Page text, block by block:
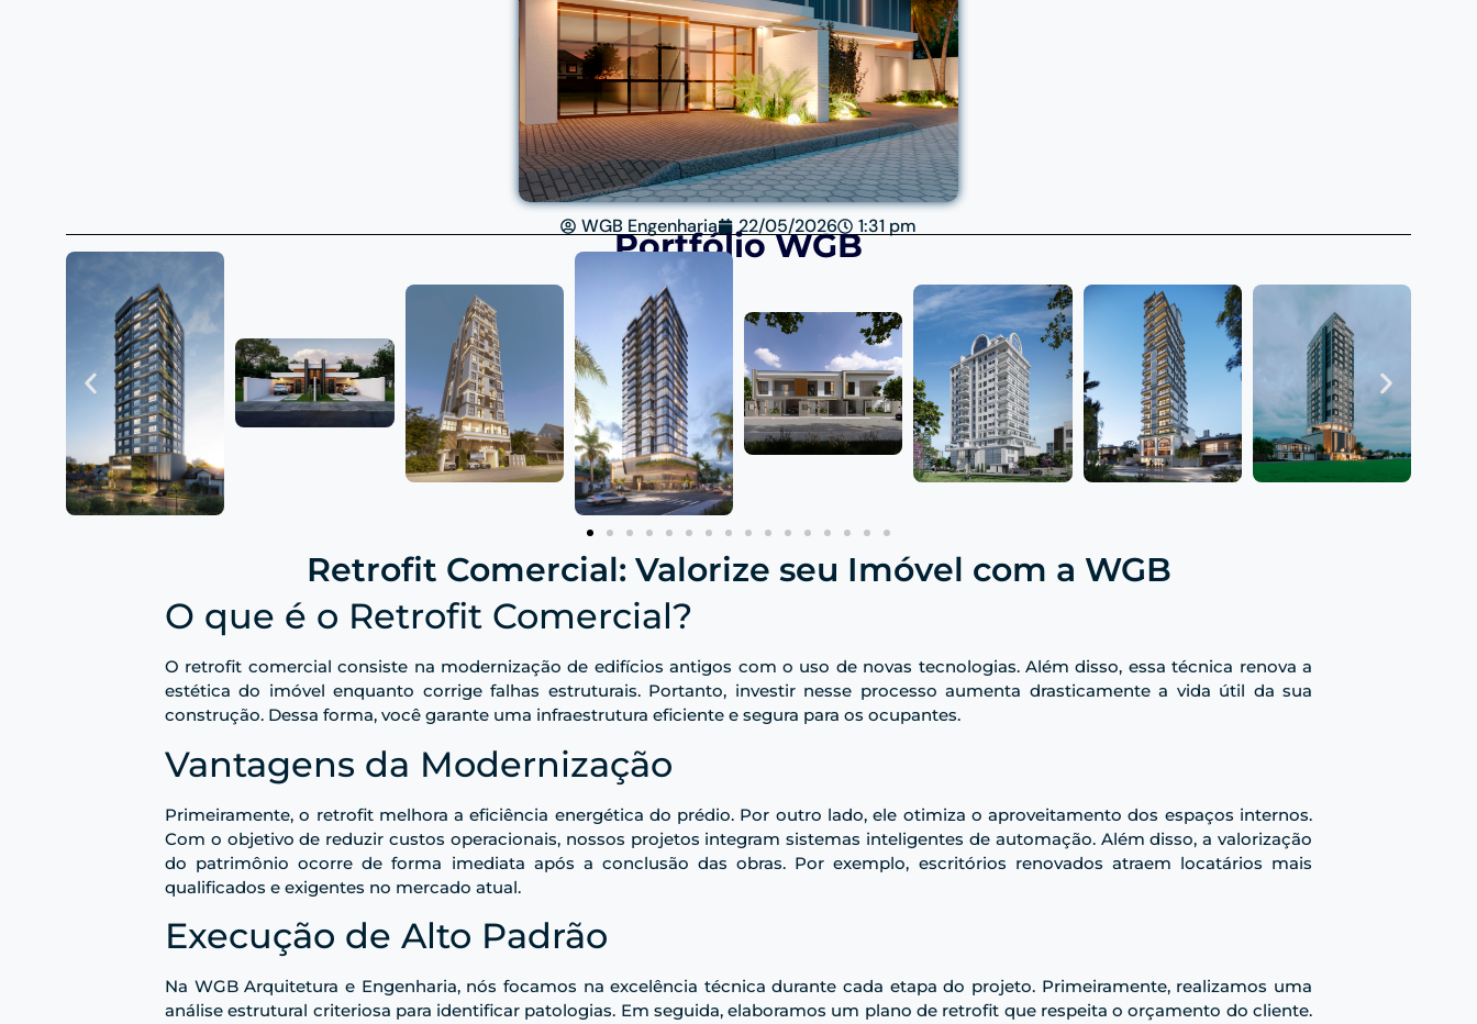
WGB Engenharia 22/05/2026 1:31 pm
Portfólio WGB
Retrofit Comercial: Valorize seu Imóvel com a WGB
O que é o Retrofit Comercial?
O retrofit comercial consiste na modernização de edifícios antigos com o uso de novas tecnologias. Além disso, essa técnica renova a
estética do imóvel enquanto corrige falhas estruturais. Portanto, investir nesse processo aumenta drasticamente a vida útil da sua
construção. Dessa forma, você garante uma infraestrutura eficiente e segura para os ocupantes.
Vantagens da Modernização
Primeiramente, o retrofit melhora a eficiência energética do prédio. Por outro lado, ele otimiza o aproveitamento dos espaços internos.
Com o objetivo de reduzir custos operacionais, nossos projetos integram sistemas inteligentes de automação. Além disso, a valorização
do patrimônio ocorre de forma imediata após a conclusão das obras. Por exemplo, escritórios renovados atraem locatários mais
qualificados e exigentes no mercado atual.
Execução de Alto Padrão
Na WGB Arquitetura e Engenharia, nós focamos na excelência técnica durante cada etapa do projeto. Primeiramente, realizamos uma
análise estrutural criteriosa para identificar patologias. Em seguida, elaboramos um plano de retrofit que respeita o orçamento do cliente.